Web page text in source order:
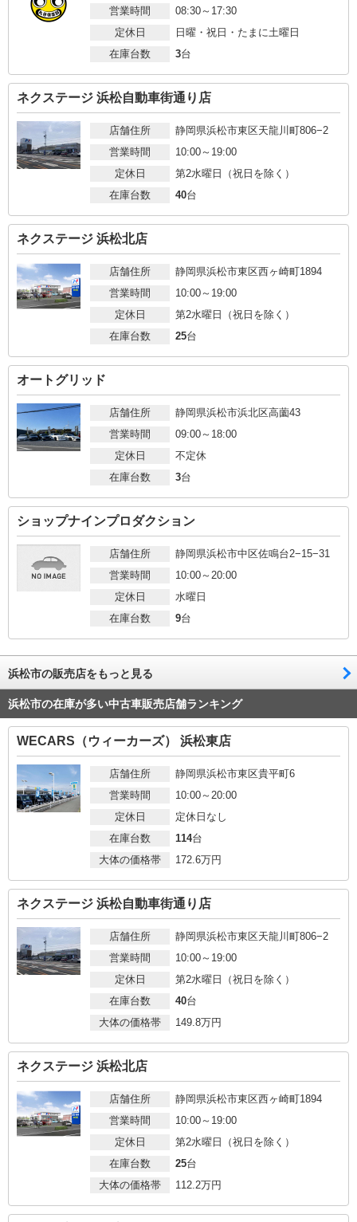
営業時間
08:30～17:30
定休日
日曜・祝日・たまに土曜日
在庫台数
3台
ネクステージ 浜松自動車街通り店
店舗住所
静岡県浜松市東区天龍川町806−2
営業時間
10:00～19:00
定休日
第2水曜日（祝日を除く）
在庫台数
40台
ネクステージ 浜松北店
店舗住所
静岡県浜松市東区西ヶ崎町1894
営業時間
10:00～19:00
定休日
第2水曜日（祝日を除く）
在庫台数
25台
オートグリッド
店舗住所
静岡県浜松市浜北区高薗43
営業時間
09:00～18:00
定休日
不定休
在庫台数
3台
ショップナインプロダクション
店舗住所
静岡県浜松市中区佐鳴台2−15−31
営業時間
10:00～20:00
定休日
水曜日
在庫台数
9台
浜松市の販売店をもっと見る
浜松市の在庫が多い中古車販売店舗ランキング
WECARS（ウィーカーズ） 浜松東店
店舗住所
静岡県浜松市東区貴平町6
営業時間
10:00～20:00
定休日
定休日なし
在庫台数
114台
大体の価格帯
172.6万円
ネクステージ 浜松自動車街通り店
店舗住所
静岡県浜松市東区天龍川町806−2
営業時間
10:00～19:00
定休日
第2水曜日（祝日を除く）
在庫台数
40台
大体の価格帯
149.8万円
ネクステージ 浜松北店
店舗住所
静岡県浜松市東区西ヶ崎町1894
営業時間
10:00～19:00
定休日
第2水曜日（祝日を除く）
在庫台数
25台
大体の価格帯
112.2万円